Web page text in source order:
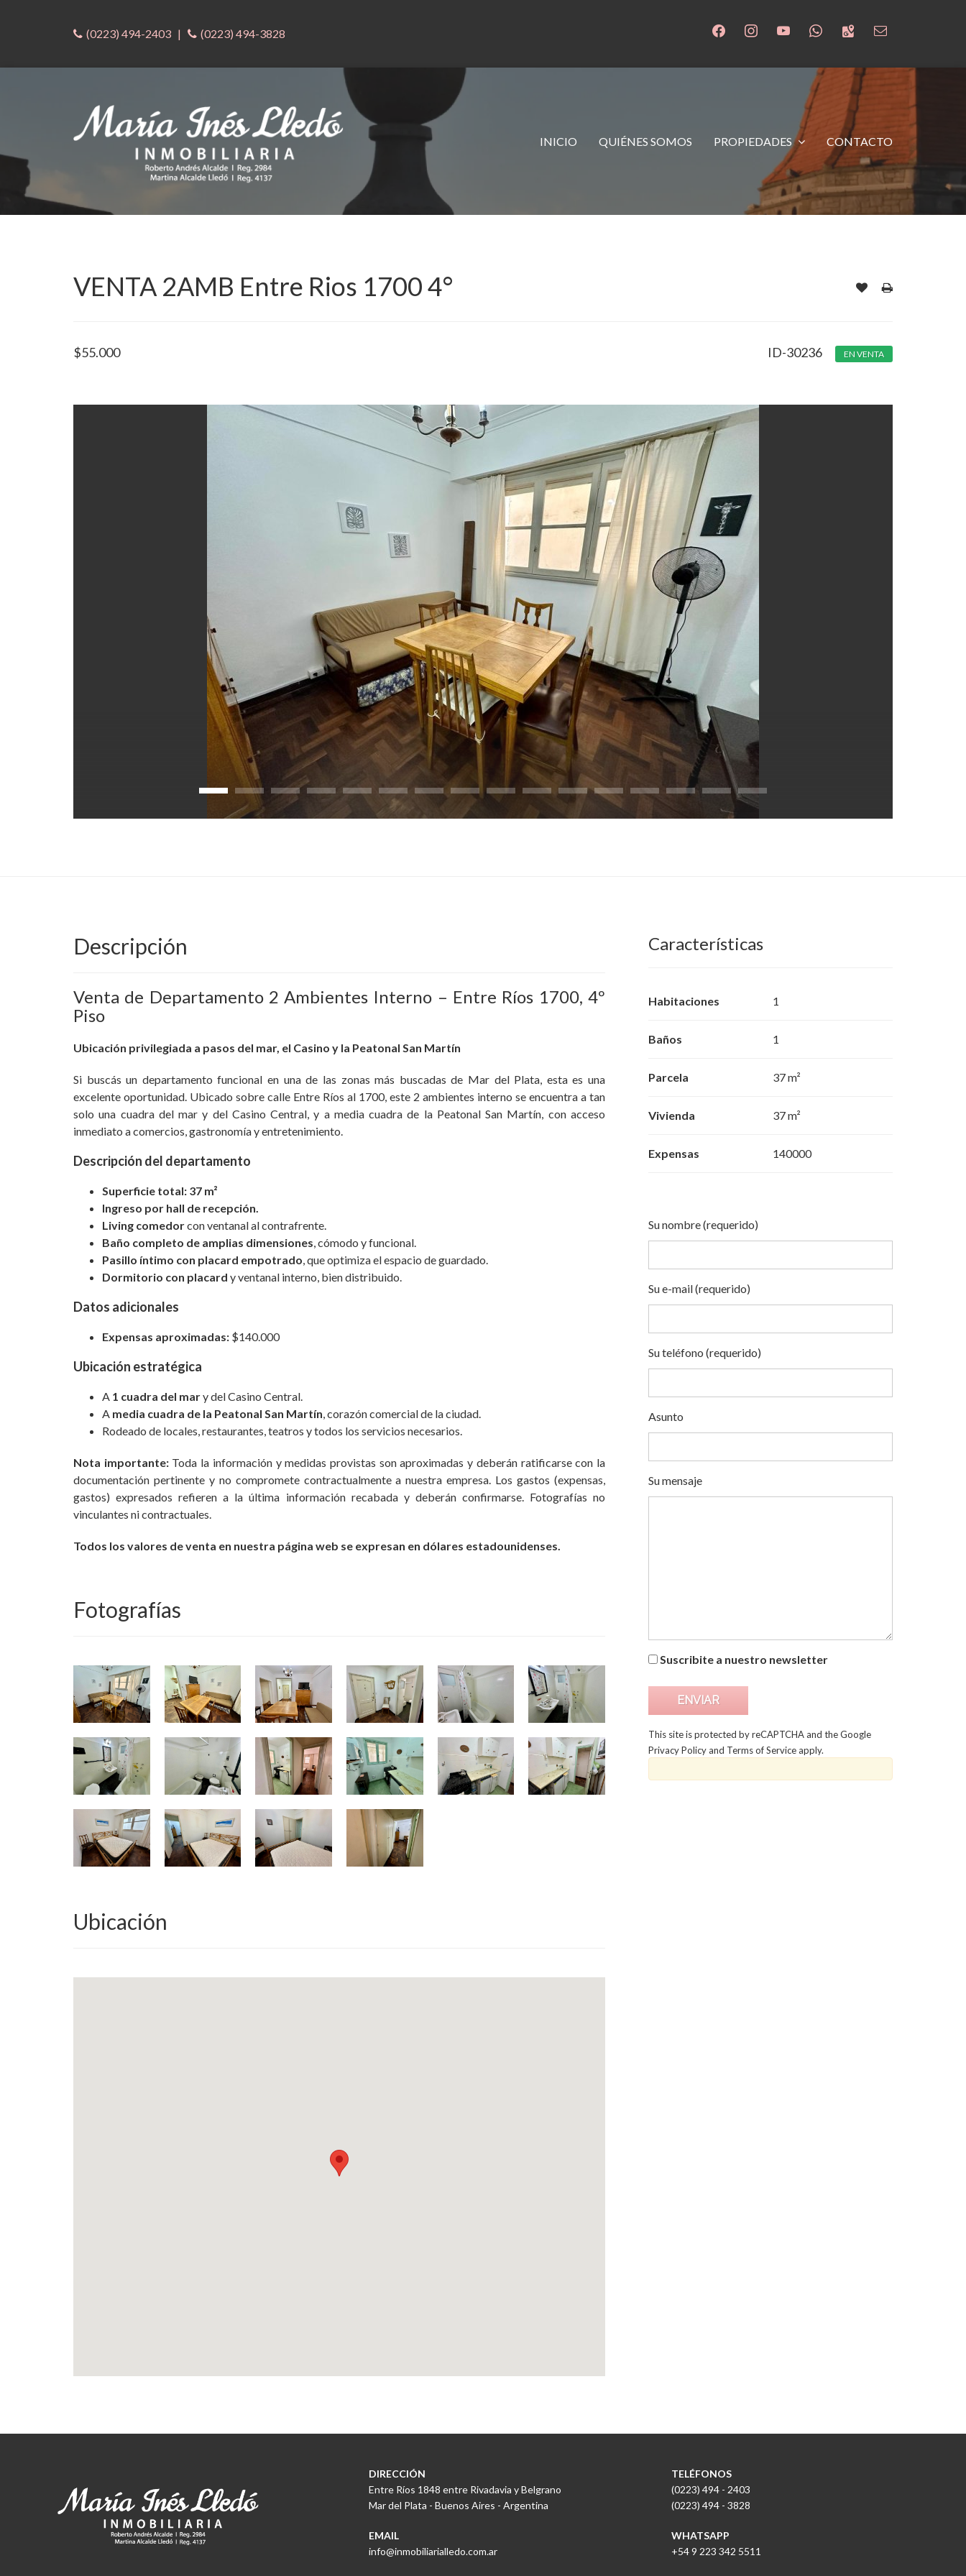
(0223) 494-2403 | (0223) 494-3828
INICIO QUIÉNES SOMOS PROPIEDADES CONTACTO
VENTA 2AMB Entre Rios 1700 4°
$55.000 ID-30236 EN VENTA
Descripción
Venta de Departamento 2 Ambientes Interno – Entre Ríos 1700, 4º
Piso
Ubicación privilegiada a pasos del mar, el Casino y la Peatonal San Martín
Si buscás un departamento funcional en una de las zonas más buscadas de Mar del Plata, esta es una
excelente oportunidad. Ubicado sobre calle Entre Ríos al 1700, este 2 ambientes interno se encuentra a tan
solo una cuadra del mar y del Casino Central, y a media cuadra de la Peatonal San Martín, con acceso
inmediato a comercios, gastronomía y entretenimiento.
Descripción del departamento
Superficie total: 37 m²
Ingreso por hall de recepción.
Living comedorcon ventanal al contrafrente.
Baño completo de amplias dimensiones, cómodo y funcional.
Pasillo íntimo con placard empotrado, que optimiza el espacio de guardado.
Dormitorio con placard y ventanal interno, bien distribuido.
Datos adicionales
Expensas aproximadas: $140.000
Ubicación estratégica
A 1 cuadra del mary del Casino Central.
A media cuadra de la Peatonal San Martín, corazón comercial de la ciudad.
Rodeado de locales, restaurantes, teatros y todos los servicios necesarios.
Nota importante:Toda la información y medidas provistas son aproximadas y deberán ratificarse con la
documentación pertinente y no compromete contractualmente a nuestra empresa. Los gastos (expensas,
gastos) expresados refieren a la última información recabada y deberán confirmarse. Fotografías no
vinculantes ni contractuales.
Todos los valores de venta en nuestra página web se expresan en dólares estadounidenses.
Fotografías
Ubicación
Características
Habitaciones 1
Baños 1
Parcela 37 m²
Vivienda 37 m²
Expensas 140000
Su nombre (requerido)
Su e-mail (requerido)
Su teléfono (requerido)
Asunto
Su mensaje
Suscribite a nuestro newsletter
This site is protected by reCAPTCHA and the Google
Privacy Policyand Terms of Serviceapply.
DIRECCIÓN
Entre Ríos 1848 entre Rivadavia y Belgrano
Mar del Plata - Buenos Aires - Argentina
EMAIL
info@inmobiliarialledo.com.ar
TELÉFONOS
(0223) 494 - 2403
(0223) 494 - 3828
WHATSAPP
+54 9 223 342 5511